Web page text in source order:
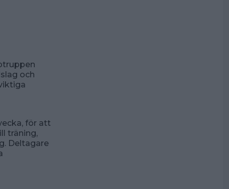
och
för att
träning,
Deltagare